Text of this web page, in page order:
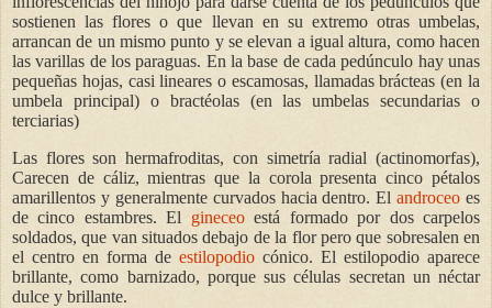
sostienen las flores o que llevan en su extremo otras umbelas,
arrancan de un mismo punto y se elevan a igual altura, como hacen
las varillas de los paraguas. En la base de cada pedúnculo hay unas
pequeñas hojas, casi lineares o escamosas, llamadas brácteas (en la
umbela principal) o bractéolas (en las umbelas secundarias o
terciarias)
Las flores son hermafroditas, con simetría radial (actinomorfas),
Carecen de cáliz, mientras que la corola presenta cinco pétalos
amarillentos y generalmente curvados hacia dentro. Elandroceo es
de cinco estambres. El gineceoestá formado por dos carpelos
soldados, que van situados debajo de la flor pero que sobresalen en
el centro en forma de estilopodio cónico. El estilopodio aparece
brillante, como barnizado, porque sus células secretan un néctar
dulce y brillante.